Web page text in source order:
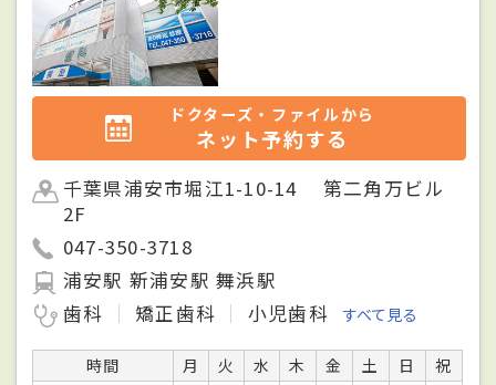
ドクターズ・ファイルから
ネット予約する
千葉県浦安市堀江1-10-14 第二角万ビル
2F
047-350-3718
浦安駅 新浦安駅 舞浜駅
歯科
矯正歯科 小児歯科 すべて見る
時間 月 火 水 木 金 土 日
祝